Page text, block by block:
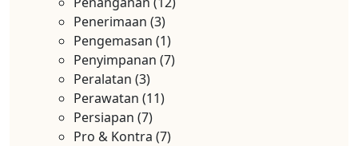
Penerimaan (3)
Pengemasan (1)
Penyimpanan (7)
Peralatan (3)
Perawatan (11)
Persiapan (7)
Pro & Kontra (7)